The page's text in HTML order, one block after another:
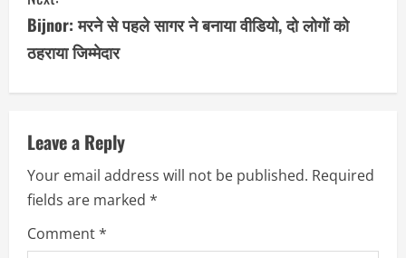
i
n
e
R
e
Bijnor: मरने से पहले सागर ने बनाया वीडियो, दो लोगों को
ठहराया जिम्मेदार
Leave a Reply
Your email address will not be published. Required
fields are marked *
Comment*